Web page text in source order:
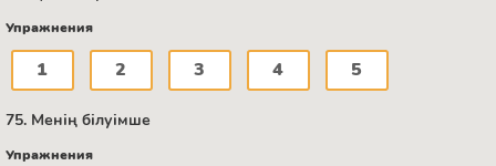
Упражнения
1 2 3 4 5
75. Менің білуімше
Упражнения